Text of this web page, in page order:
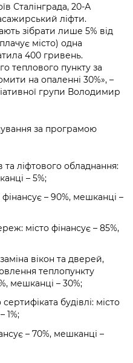
Сталінграда, 20-А
ліфти.
зібрати лише 5% від
місто) одна
400 гривень.
теплового пункту за
на опаленні 30%», –
групи Володимир
за програмою
та ліфтового обладнання:
– 5%;
– 90%, мешканці –
місто фінансує – 85%,
вікон та дверей,
теплопункту
мешканці – 30%;
будівлі: місто
1%;
– 70%, мешканці –